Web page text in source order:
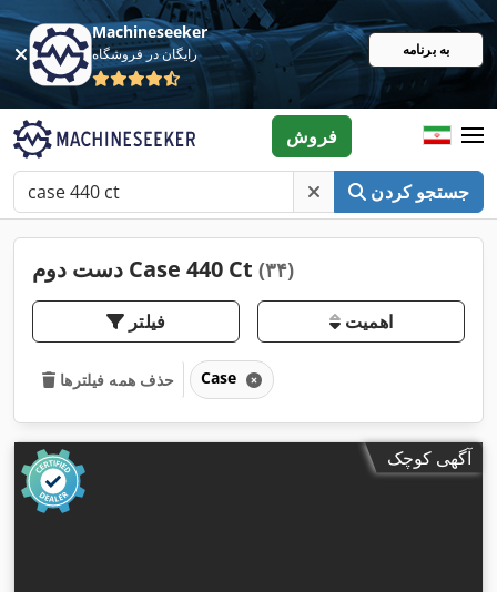
Machineseeker
رایگان در فروشگاه به برنامه
جستجو کردن
فروش
دست دوم Case 440 Ct (۳۴)
فیلتر اهمیت
حذف همه فیلترها Case
آگهی کوچک